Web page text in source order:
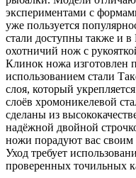
экспериментами с
уже пользуется
стали доступны также и
охотничий нож с
Клинок ножа изготовлен
использованием стали
слоя, который
слоёв хромоникелевой
сделаны из
надёжной двойной
ножи порадуют вас своим
Уход требует
проверенных точильных